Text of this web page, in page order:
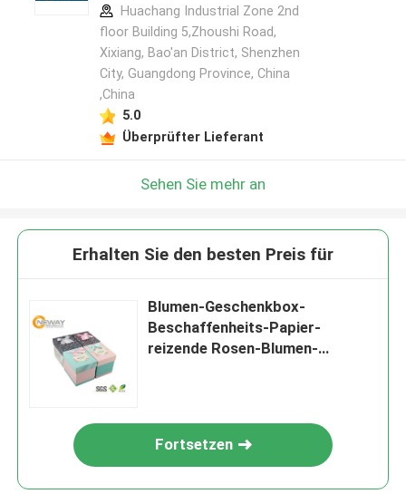
Huachang Industrial Zone 2nd
floor Building 5,Zhoushi Road,
Xixiang, Bao'an District, Shenzhen
City, Guangdong Province, China
,China
5.0
Überprüfter Lieferant
Sehen Sie mehr an
Erhalten Sie den besten Preis für
Blumen-Geschenkbox-
Beschaffenheits-Papier-
reizende Rosen-Blumen-
Fortsetzen